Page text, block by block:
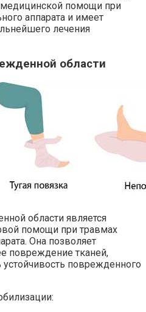
помощи при
аппарата и имеет
лечения
области
области является
помощи при травмах
Она позволяет
повреждение тканей,
устойчивость поврежденного